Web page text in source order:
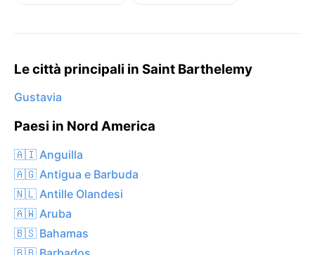
Le città principali in Saint Barthelemy
Gustavia
Paesi in Nord America
🇦🇮 Anguilla
🇦🇬 Antigua e Barbuda
🇳🇱 Antille Olandesi
🇦🇼 Aruba
🇧🇸 Bahamas